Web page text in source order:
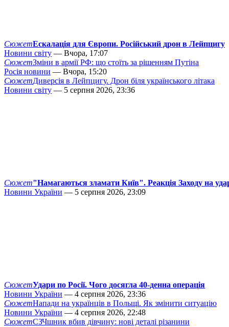
СюжетЕскалація для Європи. Російський дрон в Лейпцигу
Новини світу — Вчора, 17:07
СюжетЗміни в армії РФ: що стоїть за рішенням Путіна
Росія новини — Вчора, 15:20
СюжетДиверсія в Лейпцигу. Дрон біля українського літака
Новини світу — 5 серпня 2026, 23:36
Сюжет"Намагаються зламати Київ". Реакція Заходу на
Новини України — 5 серпня 2026, 23:09
СюжетУдари по Росії. Чого досягла 40-денна операція
Новини України — 4 серпня 2026, 23:36
СюжетНапади на українців в Польщі. Як змінити ситуацію
Новини України — 4 серпня 2026, 22:48
СюжетСЗЧшник вбив дівчину: нові деталі різанини